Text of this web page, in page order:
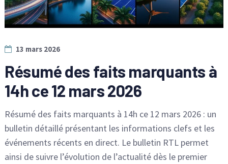
13 mars 2026
Résumé des faits marquants à
14h ce 12 mars 2026
Résumé des faits marquants à 14h ce 12 mars 2026 : un
bulletin détaillé présentant les informations clefs et les
événements récents en direct. Le bulletin RTL permet
ainsi de suivre l’évolution de l’actualité dès le premier